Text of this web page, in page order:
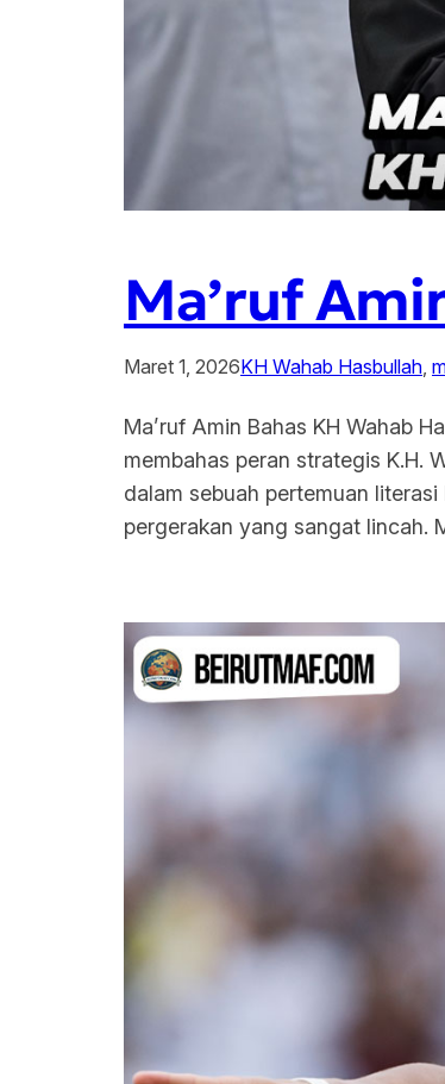
Ma’ruf
Maret 1, 2026KH Wahab Hasbullah,
Ma’ruf Amin Bahas KH Wahab
membahas peran strategis K.H.
dalam sebuah pertemuan
pergerakan yang sangat lincah.